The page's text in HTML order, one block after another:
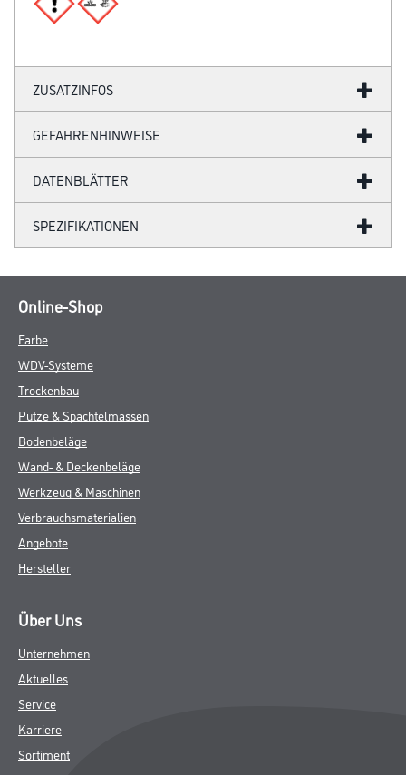
ZUSATZINFOS
GEFAHRENHINWEISE
DATENBLÄTTER
SPEZIFIKATIONEN
Online-Shop
Farbe
WDV-Systeme
Trockenbau
Putze & Spachtelmassen
Bodenbeläge
Wand- & Deckenbeläge
Werkzeug & Maschinen
Verbrauchsmaterialien
Angebote
Hersteller
Über Uns
Unternehmen
Aktuelles
Service
Karriere
Sortiment